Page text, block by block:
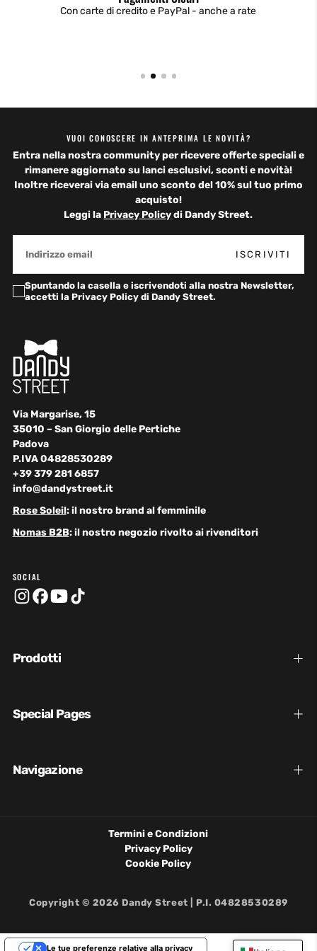
Con carte di credito e PayPal - anche a rate
VUOI CONOSCERE IN ANTEPRIMA LE NOVITÀ?
Entra nella nostra community per ricevere offerte speciali e
rimanere aggiornato su lanci esclusivi, sconti e novità!
Inoltre riceverai via email uno sconto del 10%sul tuo primo
acquisto!
Leggi la Privacy Policydi Dandy Street.
ISCRIVITI
Spuntando la casella e iscrivendoti alla nostra Newsletter,
accetti la Privacy Policy di Dandy Street.
Via Margarise, 15
35010 – San Giorgio delle Pertiche
Padova
P.IVA 04828530289
+39 379 281 6857
info@dandystreet.it
Rose Soleil: il nostro brand al femminile
Nomas B2B: il nostro negozio rivolto ai rivenditori
SOCIAL
Prodotti
Special Pages
Navigazione
Termini e Condizioni
Privacy Policy
Cookie Policy
Copyright © 2026 Dandy Street | P.I. 04828530289
Le tue preferenze relative alla privacy